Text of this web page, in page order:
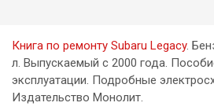
Книга по ремонту Subaru Legacy.
л. Выпускаемый с 2000 года.
эксплуатации. Подробные
Издательство Монолит.